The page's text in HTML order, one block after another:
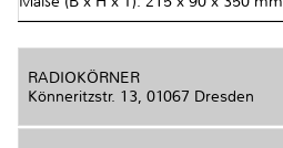
RADIOKÖRNER
Könneritzstr. 13, 01067 Dresden